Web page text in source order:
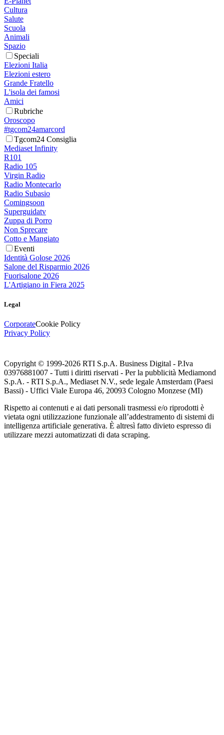
Cultura
Salute
Scuola
Animali
Spazio
Speciali
Elezioni Italia
Elezioni estero
Grande Fratello
L'isola dei famosi
Amici
Rubriche
Oroscopo
#tgcom24amarcord
Tgcom24 Consiglia
Mediaset Infinity
R101
Radio 105
Virgin Radio
Radio Montecarlo
Radio Subasio
Comingsoon
Superguidatv
Zuppa di Porro
Non Sprecare
Cotto e Mangiato
Eventi
Identità Golose 2026
Salone del Risparmio 2026
Fuorisalone 2026
L'Artigiano in Fiera 2025
Legal
CorporateCookie Policy
Privacy Policy
Copyright © 1999-2026 RTI S.p.A. Business Digital - P.Iva
03976881007 - Tutti i diritti riservati - Per la pubblicità Mediamond
S.p.A. - RTI S.p.A., Mediaset N.V., sede legale Amsterdam (Paesi
Bassi) - Uffici Viale Europa 46, 20093 Cologno Monzese (MI)
Rispetto ai contenuti e ai dati personali trasmessi e/o riprodotti è
vietata ogni utilizzazione funzionale all’addestramento di sistemi di
intelligenza artificiale generativa. È altresì fatto divieto espresso di
utilizzare mezzi automatizzati di data scraping.